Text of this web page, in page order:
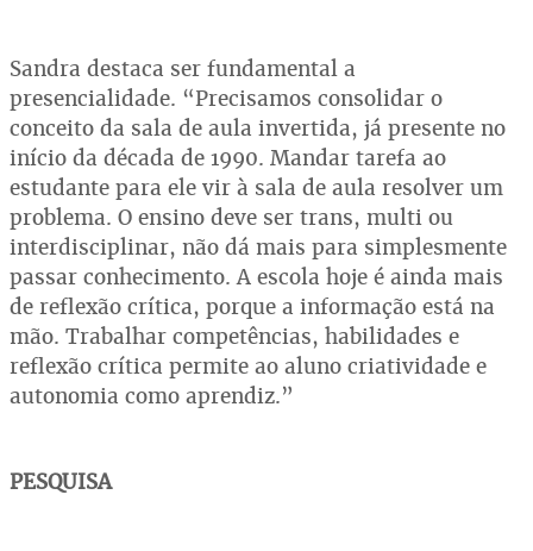
Sandra destaca ser fundamental a
presencialidade. “Precisamos consolidar o
conceito da sala de aula invertida, já presente no
início da década de 1990. Mandar tarefa ao
estudante para ele vir à sala de aula resolver um
problema. O ensino deve ser trans, multi ou
interdisciplinar, não dá mais para simplesmente
passar conhecimento. A escola hoje é ainda mais
de reflexão crítica, porque a informação está na
mão. Trabalhar competências, habilidades e
reflexão crítica permite ao aluno criatividade e
autonomia como aprendiz.”
PESQUISA